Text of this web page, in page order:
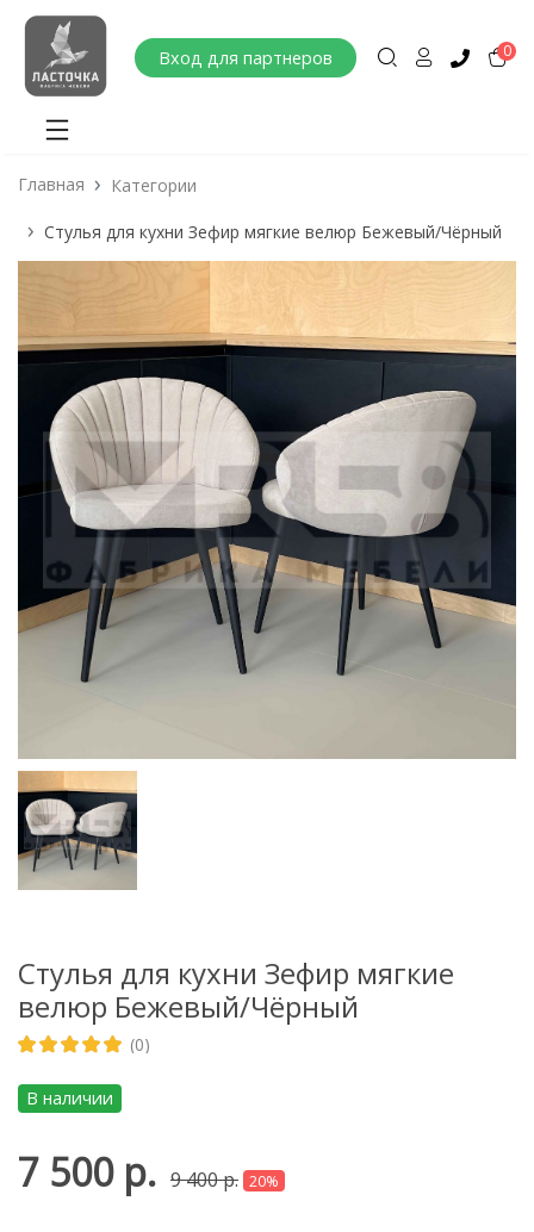
Вход для партнеров 0
Главная Категории
Стулья для кухни Зефир мягкие велюр Бежевый/Чёрный
Стулья для кухни Зефир мягкие
велюр Бежевый/Чёрный
(0)
В наличии
7 500 р. 9 400 р. 20%